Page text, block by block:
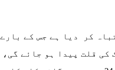
کر دیا ہے جس کے
کی قلت پیدا ہو جائے